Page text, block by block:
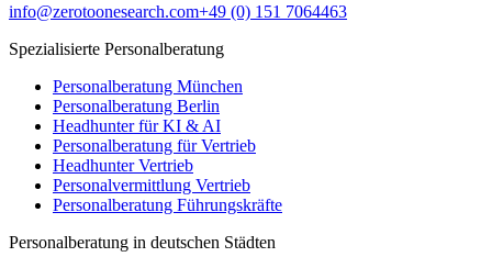
info@zerotoonesearch.com+49 (0) 151 7064463
Spezialisierte Personalberatung
Personalberatung München
Personalberatung Berlin
Headhunter für KI & AI
Personalberatung für Vertrieb
Headhunter Vertrieb
Personalvermittlung Vertrieb
Personalberatung Führungskräfte
Personalberatung in deutschen Städten